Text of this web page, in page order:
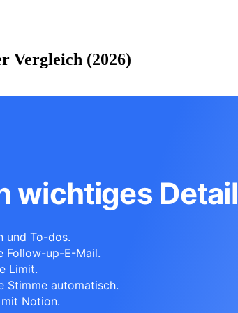
Vergleich (2026)
wichtiges Detail
und To-dos.
Follow-up-E-Mail.
Limit.
Stimme automatisch.
Notion.